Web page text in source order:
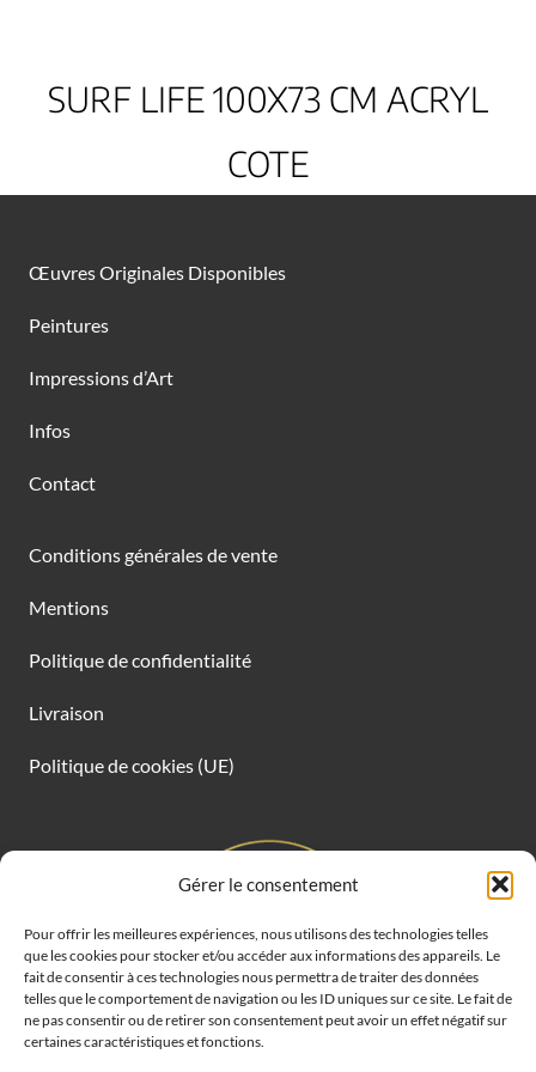
Gérer le consentement
Pour offrir les meilleures expériences, nous utilisons des technologies telles
que les cookies pour stocker et/ou accéder aux informations des appareils. Le
fait de consentir à ces technologies nous permettra de traiter des données
telles que le comportement de navigation ou les ID uniques sur ce site. Le fait de
ne pas consentir ou de retirer son consentement peut avoir un effet négatif sur
certaines caractéristiques et fonctions.
SURF LIFE 100X73 CM ACRYL
COTE
Œuvres Originales Disponibles
Peintures
Impressions d’Art
Infos
Contact
Conditions générales de vente
Mentions
Politique de confidentialité
Livraison
Politique de cookies (UE)